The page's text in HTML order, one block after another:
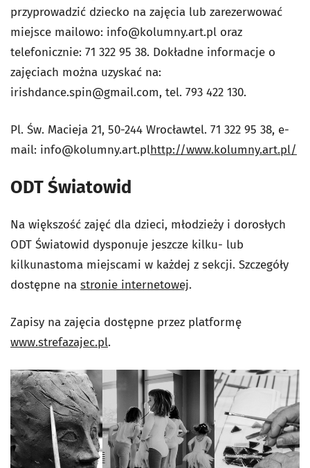
przyprowadzić dziecko na zajęcia lub zarezerwować
miejsce mailowo: info@kolumny.art.pl oraz
telefonicznie: 71 322 95 38. Dokładne informacje o
zajęciach można uzyskać na:
irishdance.spin@gmail.com, tel. 793 422 130.
Pl. Św. Macieja 21, 50-244 Wrocławtel. 71 322 95 38, e-
mail: info@kolumny.art.plhttp://www.kolumny.art.pl/
ODT Światowid
Na większość zajęć dla dzieci, młodzieży i dorosłych
ODT Światowid dysponuje jeszcze kilku- lub
kilkunastoma miejscami w każdej z sekcji. Szczegóły
dostępne na stronie internetowej.
Zapisy na zajęcia dostępne przez platformę
www.strefazajec.pl.